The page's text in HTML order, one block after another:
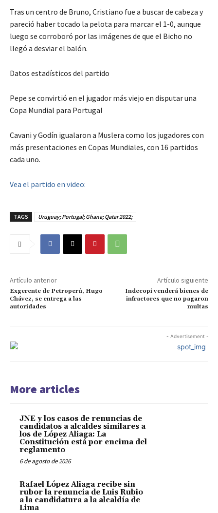
Tras un centro de Bruno, Cristiano fue a buscar de cabeza y
pareció haber tocado la pelota para marcar el 1-0, aunque
luego se corroboró por las imágenes de que el Bicho no
llegó a desviar el balón.
Datos estadísticos del partido
Pepe se convirtió en el jugador más viejo en disputar una
Copa Mundial para Portugal
Cavani y Godín igualaron a Muslera como los jugadores con
más presentaciones en Copas Mundiales, con 16 partidos
cada uno.
Vea el partido en video:
TAGS Uruguay; Portugal; Ghana; Qatar 2022;
Artículo anterior
Exgerente de Petroperú, Hugo
Chávez, se entrega a las
autoridades
Artículo siguiente
Indecopi venderá bienes de
infractores que no pagaron
multas
- Advertisement -
More articles
JNE y los casos de renuncias de
candidatos a alcaldes similares a
los de López Aliaga: La
Constitución está por encima del
reglamento
6 de agosto de 2026
Rafael López Aliaga recibe sin
rubor la renuncia de Luis Rubio
a la candidatura a la alcaldía de
Lima